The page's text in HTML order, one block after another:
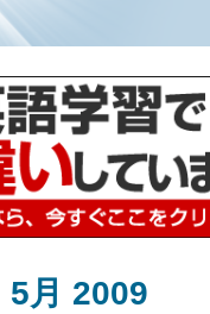
5月 2009